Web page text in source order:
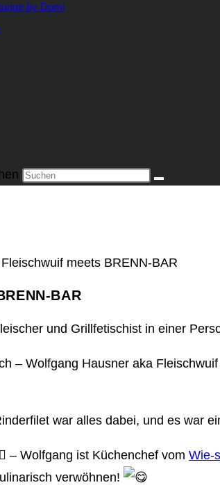
by Domi
BAR
und Grillfetischist in einer
– Wolfgang Hausner aka
war alles dabei, und es war
– Wolfgang ist Küchenchef vom Wie-
verwöhnen!